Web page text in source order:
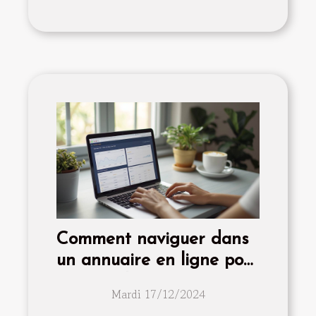
Comment naviguer dans
un annuaire en ligne pour
d'entrepriseMardi 17/12/2024